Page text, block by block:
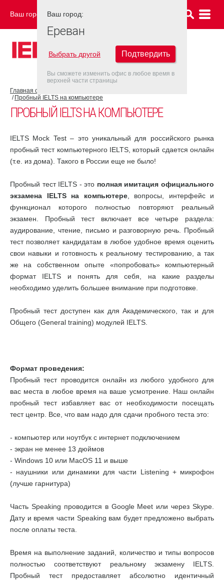
Ваш город: ЕРЕВАН
Главная страница
Пробный IELTS на компьютере
ПРОБНЫЙ IELTS НА КОМПЬЮТЕРЕ
IELTS Mock Test – это уникальный для российского рынка
пробный тест компьютерного IELTS, который сдается онлайн
(т.е. из дома). Такого в России еще не было!
Пробный тест IELTS - это полная имитация официального
экзамена IELTS на компьютере, вопросы, интерфейс и
функционал которого полностью повторяют реальный
экзамен. Пробный тест включает все четыре раздела:
аудирование, чтение, письмо и разговорную речь. Пробный
тест позволяет кандидатам в любое удобное время оценить
свои навыки и готовность к реальному тестированию, а так
же на собственном опыте «попробовать» компьютерный
формат IELTS и понять для себя, на какие разделы
необходимо уделить большее внимание при подготовке.
Пробный тест доступен как для Академического, так и для
Общего (General training) модулей IELTS.
Формат проведения:
Пробный тест проводится онлайн из любого удобного для
вас места в любое время на ваше усмотрение. Наш онлайн
пробный тест избавляет вас от необходимости посещать
тест центр. Все, что вам надо для сдачи пробного теста это:
- компьютер или ноутбук с интернет подключением
- экран не менее 13 дюймов
- Windows 10 или MacOS 11 и выше
- наушники или динамики для части Listening + микрофон
(лучше гарнитура)
Часть Speaking проводится в Google Meet или через Skype.
Дату и время части Speaking вам будет предложено выбрать
после оплаты теста.
Время на выполнение заданий, количество и типы вопросов
полностью соответствуют реальному экзамену IELTS.
Пробный тест предоставляет абсолютно идентичный
Ваш город:
Ереван
Выбрать другой Подтвердить
Вы сможете изменить офис в любое время в
верхней части страницы